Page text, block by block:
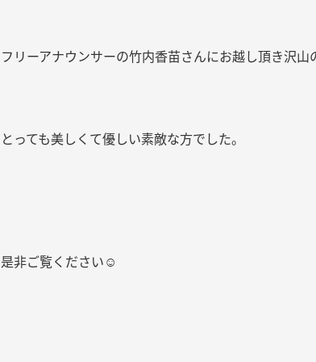
フリーアナウンサーの竹内香苗さんにお越し頂き沢山
とっても美しくて優しい素敵な方でした。
是非ご覧ください☺️